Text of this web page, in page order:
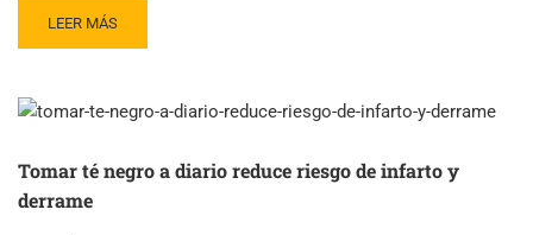
READ
MORE
VERDE
SHIZUOKA
RECUPERAR
LEER MÁS
Tomar té negro a diario reduce riesgo de infarto y
derrame